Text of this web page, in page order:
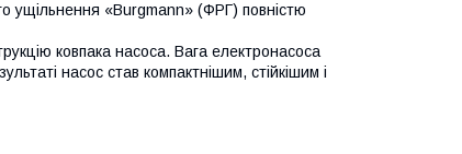
ущільнення «Burgmann» (ФРГ) повністю
ковпака насоса. Вага електронасоса
насос став компактнішим, стійкішим і